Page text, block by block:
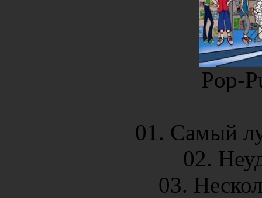
Pop-
01. Самый
02.
03.